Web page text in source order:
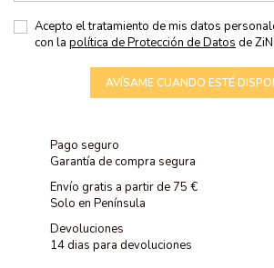
Acepto el tratamiento de mis datos
con la política de Protección de Datos de
AVÍSAME CUANDO ESTÉ
Pago seguro
Garantía de compra segura
Envío gratis a partir de 75 €
Solo en Península
Devoluciones
14 dias para devoluciones